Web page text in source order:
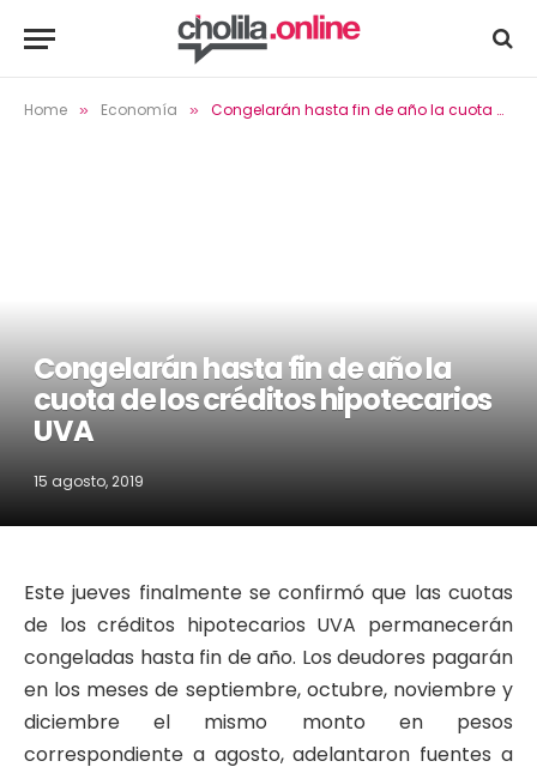
Home » Economía » Congelarán hasta fin de año la cuota de los créditos hipotecarios UVA
Congelarán hasta fin de año la
cuota de los créditos hipotecarios
UVA
15 agosto, 2019
Este jueves finalmente se confirmó que las cuotas
de los créditos hipotecarios UVA permanecerán
congeladas hasta fin de año. Los deudores pagarán
en los meses de septiembre, octubre, noviembre y
diciembre el mismo monto en pesos
correspondiente a agosto, adelantaron fuentes a